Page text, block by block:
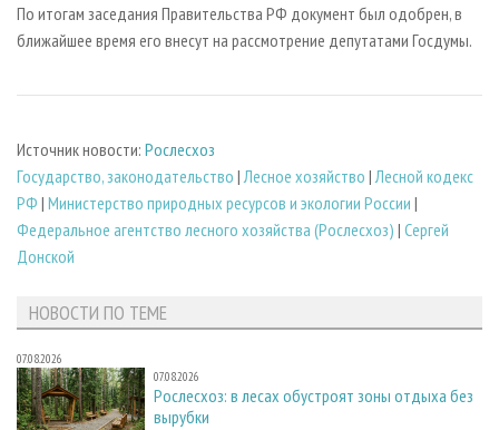
По итогам заседания Правительства РФ документ был одобрен, в
ближайшее время его внесут на рассмотрение депутатами Госдумы.
Источник новости: Рослесхоз
Государство, законодательство |Лесное хозяйство |Лесной кодекс
РФ | Министерство природных ресурсов и экологии России |
Федеральное агентство лесного хозяйства (Рослесхоз) | Сергей
Донской
НОВОСТИ ПО ТЕМЕ
07.08.2026
07.08.2026
Рослесхоз: в лесах обустроят зоны отдыха без
вырубки